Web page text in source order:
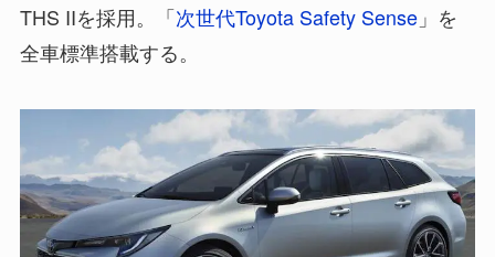
THS IIを採用。「次世代Toyota Safety Sense」を
全車標準搭載する。